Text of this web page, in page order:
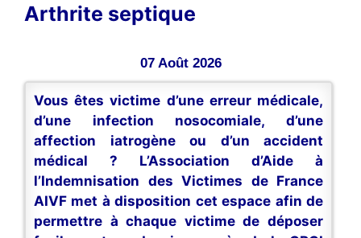
Arthrite septique
07 Août 2026
Vous êtes victime d’une erreur médicale,
d’une infection nosocomiale, d’une
affection iatrogène ou d’un accident
médical ? L’Association d’Aide à
l’Indemnisation des Victimes de France
AIVF met à disposition cet espace afin de
permettre à chaque victime de déposer